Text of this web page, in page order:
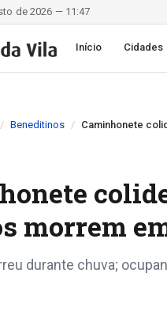
de 2026 — 11:47
Início Cidades
Beneditinos Caminhonete
morrem
durante chuva;